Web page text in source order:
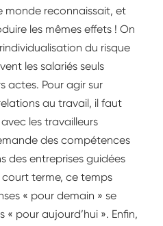
monde reconnaissait, et
les mêmes effets ! On
du risque
les salariés seuls
actes. Pour agir sur
au travail, il faut
les travailleurs
des compétences
des entreprises guidées
terme, ce temps
« pour demain » se
« pour aujourd’hui ». Enfin,